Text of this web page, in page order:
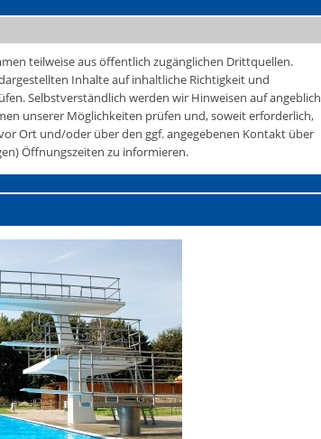
teilweise aus öffentlich zugänglichen Drittquellen.
Inhalte auf inhaltliche Richtigkeit und
Selbstverständlich werden wir Hinweisen auf angeblich
unserer Möglichkeiten prüfen und, soweit erforderlich,
Ort und/oder über den ggf. angegebenen Kontakt über
Öffnungszeiten zu informieren.